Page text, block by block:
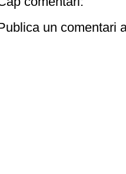
un comentari